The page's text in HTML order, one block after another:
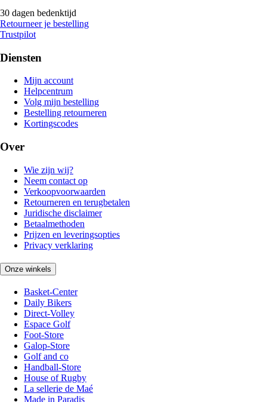
30 dagen bedenktijd
Retourneer je bestelling
Trustpilot
Diensten
Mijn account
Helpcentrum
Volg mijn bestelling
Bestelling retourneren
Kortingscodes
Over
Wie zijn wij?
Neem contact op
Verkoopvoorwaarden
Retourneren en terugbetalen
Juridische disclaimer
Betaalmethoden
Prijzen en leveringsopties
Privacy verklaring
Onze winkels
Basket-Center
Daily Bikers
Direct-Volley
Espace Golf
Foot-Store
Galop-Store
Golf and co
Handball-Store
House of Rugby
La sellerie de Maé
Made in Paradis